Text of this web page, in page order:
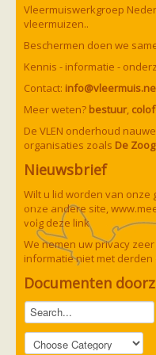
Vleermuizen in de
Aankondiging
Ik ben op zoek naar
Ecologie en soorten
Hoe vleermuizen
Voedsel en jagen
Verblijfplaatsen
Echolocatie
Soorten
Baardvleermuis
Bechsteins
Bosvleermuis
Brandt's
Bruine of
Franjestaart
Gewone
Grijze
Grote rosse
Ingekorven
Kleine en
Laatvlieger
Meervleermuis
Noordse
Rosse vleermuis
Paul van Hoof
Vleermuiswerkgroep
vleermuizen..
Beschermen doen we
Kennis - informatie -
Contact:
Meer weten? bestuur,
De VLEN onderhoud
organisaties zoals De
Nieuwsbrief
Wilt u lid worden van
onze andere site,
volg deze link
We nemen uw privacy
informatie niet met derden
Documenten